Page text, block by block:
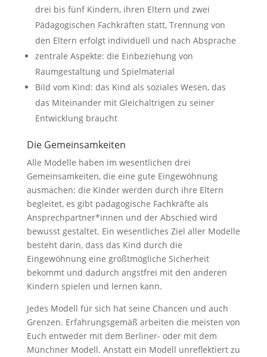
drei bis fünf Kindern, ihren Eltern und zwei
Pädagogischen Fachkräften statt, Trennung von
den Eltern erfolgt individuell und nach Absprache
zentrale Aspekte: die Einbeziehung von
Raumgestaltung und Spielmaterial
Bild vom Kind: das Kind als soziales Wesen, das
das Miteinander mit Gleichaltrigen zu seiner
Entwicklung braucht
Die Gemeinsamkeiten
Alle Modelle haben im wesentlichen drei
Gemeinsamkeiten, die eine gute Eingewöhnung
ausmachen: die Kinder werden durch ihre Eltern
begleitet, es gibt pädagogische Fachkräfte als
Ansprechpartner*innen und der Abschied wird
bewusst gestaltet. Ein wesentliches Ziel aller Modelle
besteht darin, dass das Kind durch die
Eingewöhnung eine größtmögliche Sicherheit
bekommt und dadurch angstfrei mit den anderen
Kindern spielen und lernen kann.
Jedes Modell für sich hat seine Chancen und auch
Grenzen. Erfahrungsgemäß arbeiten die meisten von
Euch entweder mit dem Berliner- oder mit dem
Münchner Modell. Anstatt ein Modell unreflektiert zu